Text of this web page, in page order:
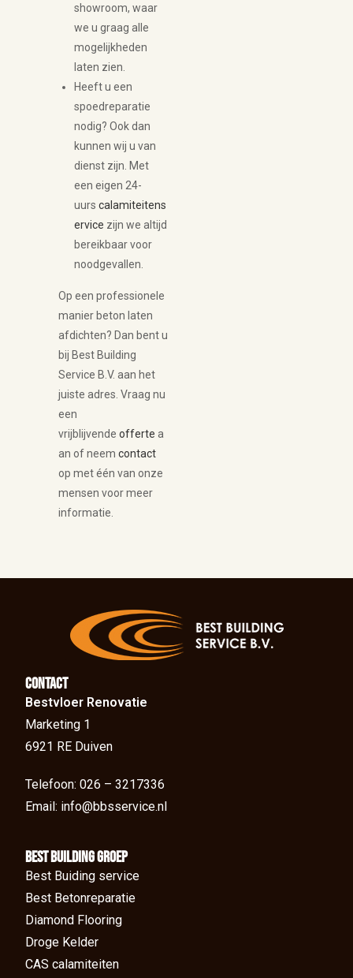
showroom, waar
we u graag alle
mogelijkheden
laten zien.
Heeft u een
spoedreparatie
nodig? Ook dan
kunnen wij u van
dienst zijn. Met
een eigen 24-
uurs calamiteitens
ervice zijn we altijd
bereikbaar voor
noodgevallen.
Op een professionele
manier beton laten
afdichten? Dan bent u
bij Best Building
Service B.V. aan het
juiste adres. Vraag nu
een
vrijblijvende offerte a
an of neem contact
op met één van onze
mensen voor meer
informatie.
Contact
Bestvloer Renovatie
Marketing 1
6921 RE Duiven
Telefoon: 026 – 3217336
Email: info@bbsservice.nl
BEst Building groep
Best Buiding service
Best Betonreparatie
Diamond Flooring
Droge Kelder
CAS calamiteiten